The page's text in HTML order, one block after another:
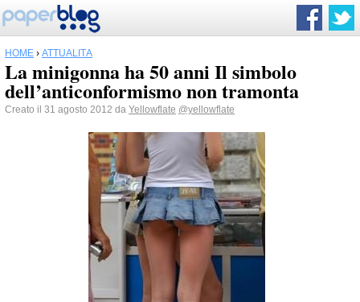
HOME › ATTUALITÀ
La minigonna ha 50 anni Il simbolo
dell’anticonformismo non tramonta
Creato il 31 agosto 2012 da Yellowflate @yellowflate